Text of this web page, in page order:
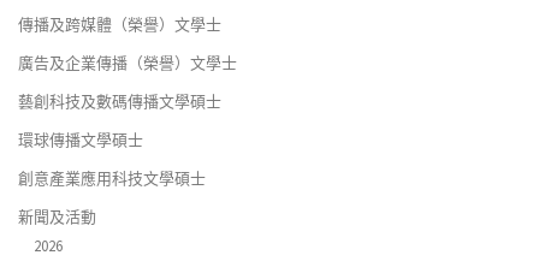
傳播及跨媒體（榮譽）文學士
廣告及企業傳播（榮譽）文學士
藝創科技及數碼傳播文學碩士
環球傳播文學碩士
創意產業應用科技文學碩士
新聞及活動
2026